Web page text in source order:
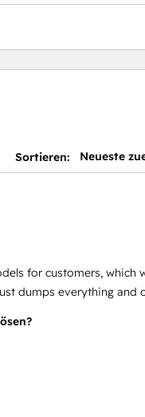
Sortieren: Neueste
for customers, which
dumps everything and